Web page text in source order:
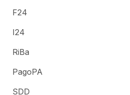
F24
I24
RiBa
PagoPA
SDD